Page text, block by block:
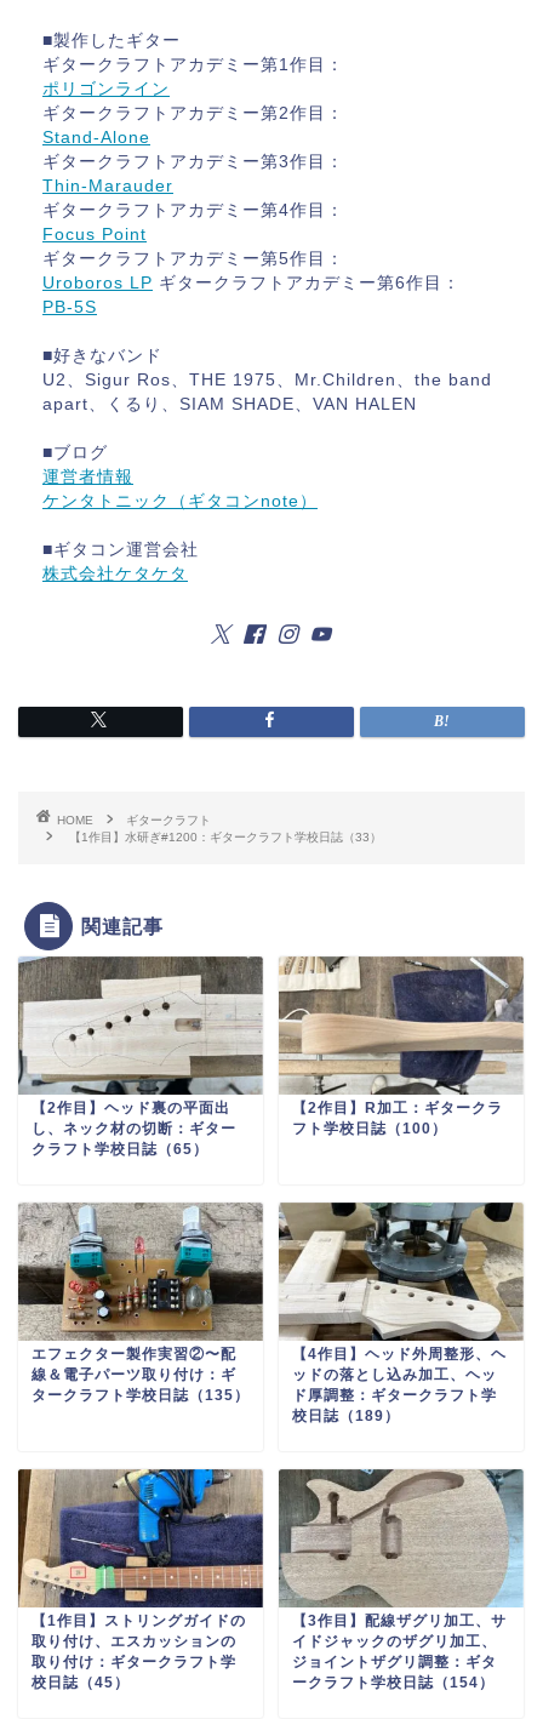
■製作したギター
ギタークラフトアカデミー第1作目：
ポリゴンライン
ギタークラフトアカデミー第2作目：
Stand-Alone
ギタークラフトアカデミー第3作目：
Thin-Marauder
ギタークラフトアカデミー第4作目：
Focus Point
ギタークラフトアカデミー第5作目：
Uroboros LP ギタークラフトアカデミー第6作目：
PB-5S
■好きなバンド
U2、Sigur Ros、THE 1975、Mr.Children、the band
apart、くるり、SIAM SHADE、VAN HALEN
■ブログ
運営者情報
ケンタトニック（ギタコンnote）
■ギタコン運営会社
株式会社ケタケタ
HOME
ギタークラフト
【1作目】水研ぎ#1200：ギタークラフト学校日誌（33）
関連記事
【2作目】ヘッド裏の平面出
し、ネック材の切断：ギター
クラフト学校日誌（65）
【2作目】R加工：ギタークラ
フト学校日誌（100）
エフェクター製作実習②〜配
線＆電子パーツ取り付け：ギ
タークラフト学校日誌（135）
【4作目】ヘッド外周整形、ヘ
ッドの落とし込み加工、ヘッ
ド厚調整：ギタークラフト学
校日誌（189）
【1作目】ストリングガイドの
取り付け、エスカッションの
取り付け：ギタークラフト学
校日誌（45）
【3作目】配線ザグリ加工、サ
イドジャックのザグリ加工、
ジョイントザグリ調整：ギタ
ークラフト学校日誌（154）